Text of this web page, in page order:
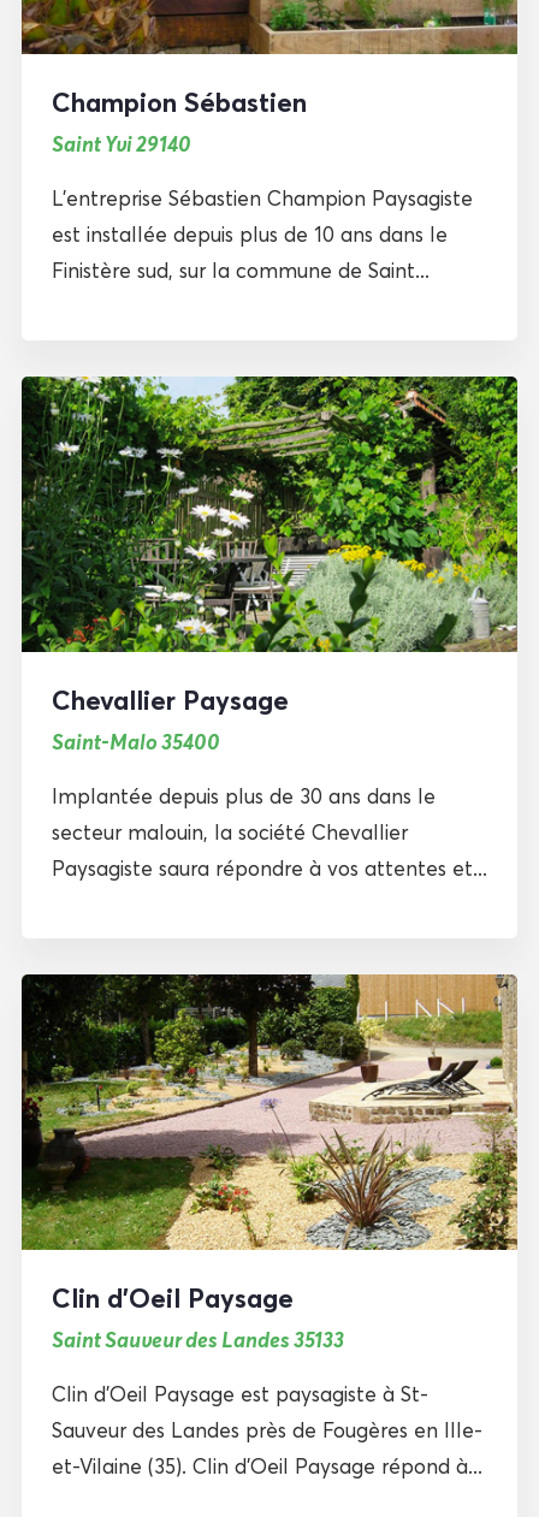
Champion Sébastien
Saint Yvi 29140
L’entreprise Sébastien Champion Paysagiste
est installée depuis plus de 10 ans dans le
Finistère sud, sur la commune de Saint...
Chevallier Paysage
Saint-Malo 35400
Implantée depuis plus de 30 ans dans le
secteur malouin, la société Chevallier
Paysagiste saura répondre à vos attentes et...
Clin d’Oeil Paysage
Saint Sauveur des Landes 35133
Clin d’Oeil Paysage est paysagiste à St-
Sauveur des Landes près de Fougères en Ille-
et-Vilaine (35). Clin d’Oeil Paysage répond à...